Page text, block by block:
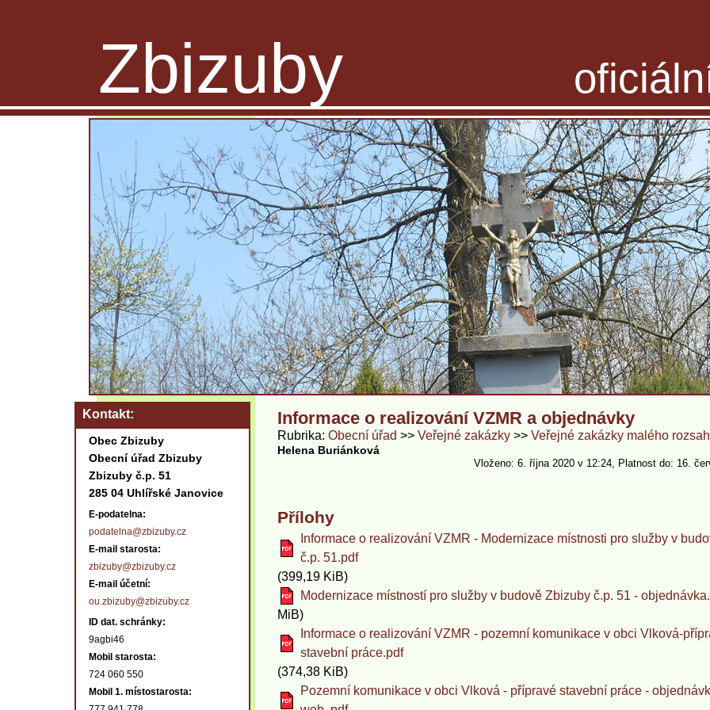
Zbizuby
Informace o realizování VZMR a objednávky
Rubrika Obecní úřad Veřejné zakázky Veřejné zakázky malého
Helena Buriánková
Vloženo: 6. října 2020 v 12:24 Platnost do: 16.
Přílohy
Informace o realizování VZMR - Modernizace místnosti pro služby v
č.p. 51.pdf
(399,19 KiB)
Modernizace místností pro služby v budově Zbizuby č.p. 51 -
MiB)
Informace o realizování VZMR - pozemní komunikace v obci Vlková-
stavební práce.pdf
(374,38 KiB)
Pozemní komunikace v obci Vlková - přípravé stavební práce -
Kontakt
Obec Zbizuby
Obecní úřad Zbizuby
Zbizuby č.p. 51
285 04 Uhlířské Janovice
E-podatelna:
podatelna@zbizuby.cz
E-mail starosta:
zbizuby@zbizuby.cz
E-mail účetní:
ou.zbizuby@zbizuby.cz
ID dat. schránky:
9agbi46
Mobil starosta:
724 060 550
Mobil 1. místostarosta: